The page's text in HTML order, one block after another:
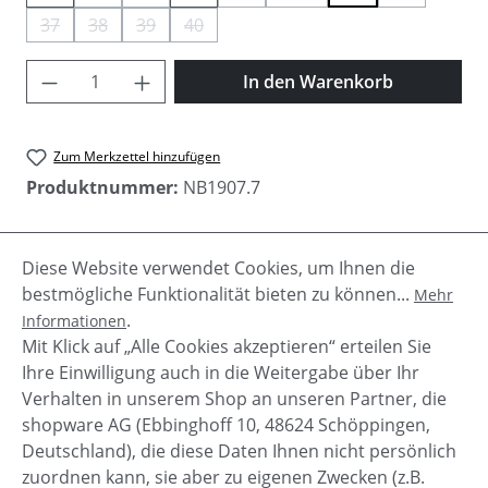
37(Diese Option ist zurzeit nicht verfügbar.)
38(Diese Option ist zurzeit nicht verfügbar.)
39(Diese Option ist zurzeit nicht verfügbar.)
40(Diese Option ist zurzeit nicht verfügbar.)
Produkt Anzahl: Gib den gewünschten
In den Warenkorb
Zum Merkzettel hinzufügen
Produktnummer: NB1907.7
Beschreibung
Der Sneaker KV 005 BSY von New Balance ist ein
Sportschuh einfach zum einschlupfen. Die Bänder
sind aus elastischem Gummi un… Mehr
Diese Website verwendet Cookies, um Ihnen die
bestmögliche Funktionalität bieten zu können... Mehr
Informationen.
Mit Klick auf „Alle Cookies akzeptieren“ erteilen Sie
Ihre Einwilligung auch in die Weitergabe über Ihr
Verhalten in unserem Shop an unseren Partner, die
shopware AG (Ebbinghoff 10, 48624 Schöppingen,
Deutschland), die diese Daten Ihnen nicht persönlich
zuordnen kann, sie aber zu eigenen Zwecken (z.B.